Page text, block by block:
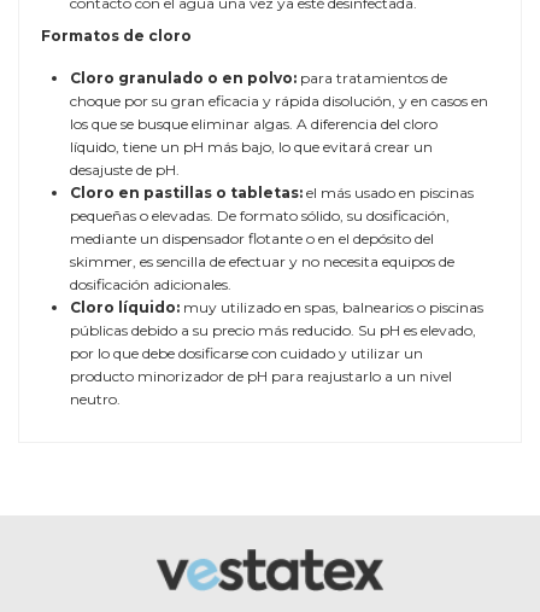
Formatos de cloro
Cloro granulado o en polvo: para tratamientos de
choque por su gran eficacia y rápida disolución, y en casos en
los que se busque eliminar algas. A diferencia del cloro
líquido, tiene un pH más bajo, lo que evitará crear un
desajuste de pH.
Cloro en pastillas o tabletas: el más usado en piscinas
pequeñas o elevadas. De formato sólido, su dosificación,
mediante un dispensador flotante o en el depósito del
skimmer, es sencilla de efectuar y no necesita equipos de
dosificación adicionales.
Cloro líquido: muy utilizado en spas, balnearios o piscinas
públicas debido a su precio más reducido. Su pH es elevado,
por lo que debe dosificarse con cuidado y utilizar un
producto minorizador de pH para reajustarlo a un nivel
neutro.
Marca
Cloro5Acci-